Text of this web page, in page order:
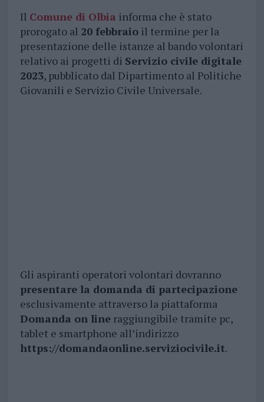
Il Comune di Olbia informa che è stato
prorogato al 20 febbraioil termine per la
presentazione delle istanze al bando volontari
relativo ai progetti di Servizio civile digitale
2023, pubblicato dal Dipartimento al Politiche
Giovanili e Servizio Civile Universale.
Gli aspiranti operatori volontari dovranno
presentare la domanda di partecipazione
esclusivamente attraverso la piattaforma
Domanda on lineraggiungibile tramite pc,
tablet e smartphone all’indirizzo
https://domandaonline.serviziocivile.it.